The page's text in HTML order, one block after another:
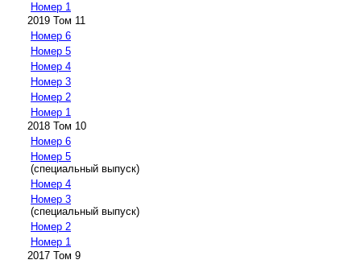
Номер 1
2019 Том 11
Номер 6
Номер 5
Номер 4
Номер 3
Номер 2
Номер 1
2018 Том 10
Номер 6
Номер 5
(специальный выпуск)
Номер 4
Номер 3
(специальный выпуск)
Номер 2
Номер 1
2017 Том 9